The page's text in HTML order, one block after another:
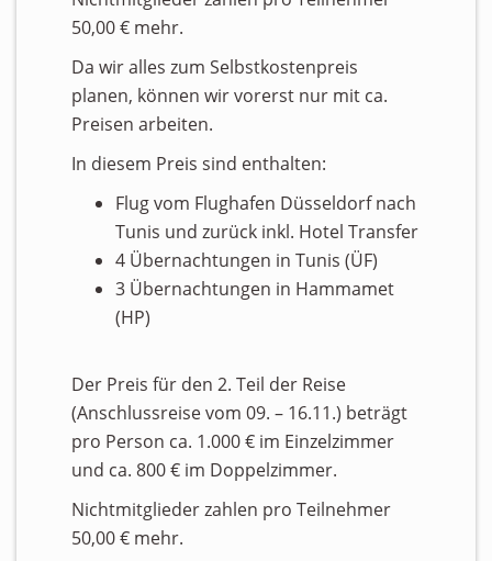
50,00 € mehr.
Da wir alles zum Selbstkostenpreis
planen, können wir vorerst nur mit ca.
Preisen arbeiten.
In diesem Preis sind enthalten:
Flug vom Flughafen Düsseldorf nach
Tunis und zurück inkl. Hotel Transfer
4 Übernachtungen in Tunis (ÜF)
3 Übernachtungen in Hammamet
(HP)
Der Preis für den 2. Teil der Reise
(Anschlussreise vom 09. – 16.11.) beträgt
pro Person ca. 1.000 € im Einzelzimmer
und ca. 800 € im Doppelzimmer.
Nichtmitglieder zahlen pro Teilnehmer
50,00 € mehr.